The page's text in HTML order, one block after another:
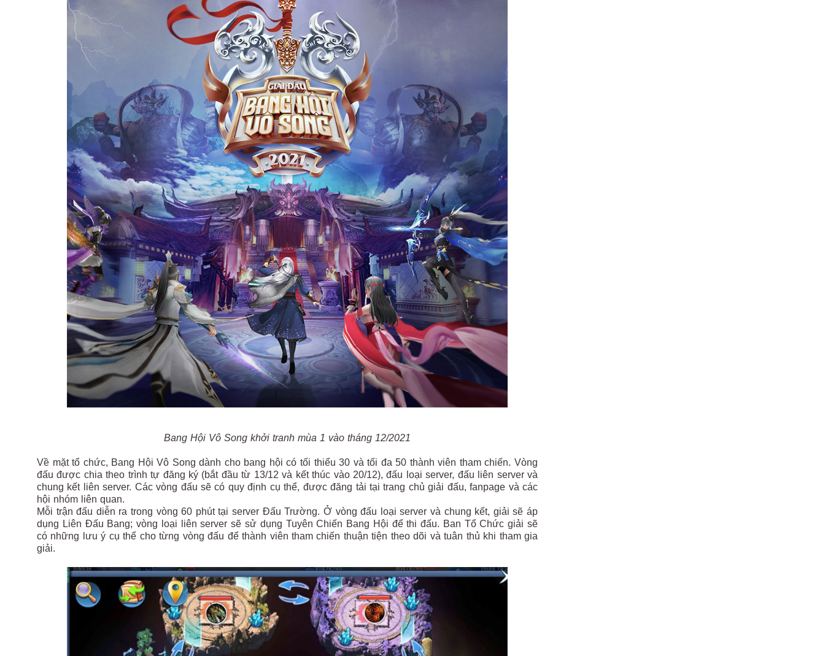
Bang Hội Vô Song khởi tranh mùa 1 vào tháng 12/2021
Về mặt tổ chức, Bang Hội Vô Song dành cho bang hội có tối thiểu 30 và tối đa 50 thành viên tham chiến. Vòng
đấu được chia theo trình tự đăng ký (bắt đầu từ 13/12 và kết thúc vào 20/12), đấu loại server, đấu liên server và
chung kết liên server. Các vòng đấu sẽ có quy định cụ thể, được đăng tải tại trang chủ giải đấu, fanpage và các
hội nhóm liên quan.
Mỗi trận đấu diễn ra trong vòng 60 phút tại server Đấu Trường. Ở vòng đấu loại server và chung kết, giải sẽ áp
dụng Liên Đấu Bang; vòng loại liên server sẽ sử dụng Tuyên Chiến Bang Hội để thi đấu. Ban Tổ Chức giải sẽ
có những lưu ý cụ thể cho từng vòng đấu để thành viên tham chiến thuận tiện theo dõi và tuân thủ khi tham gia
giải.